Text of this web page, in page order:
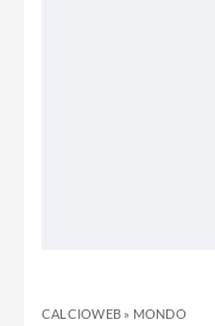
CALCIOWEB» MONDO